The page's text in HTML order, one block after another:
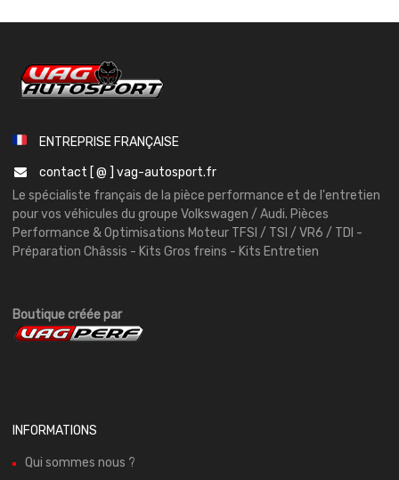
ENTREPRISE FRANÇAISE
contact [ @ ] vag-autosport.fr
Le spécialiste français de la pièce performance et de l'entretien
pour vos véhicules du groupe Volkswagen / Audi. Pièces
Performance & Optimisations Moteur TFSI / TSI / VR6 / TDI -
Préparation Châssis - Kits Gros freins - Kits Entretien
Boutique créée par
INFORMATIONS
Qui sommes nous ?